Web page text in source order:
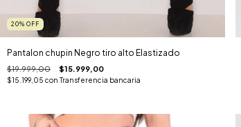
20% OFF
Pantalon chupin Negro tiro alto Elastizado
$19.999,00 $15.999,00
$15.199,05 con Transferencia bancaria